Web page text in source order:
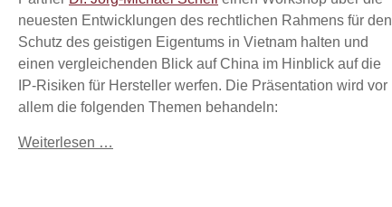
neuesten Entwicklungen des rechtlichen Rahmens für den
Schutz des geistigen Eigentums in Vietnam halten und
einen vergleichenden Blick auf China im Hinblick auf die
IP-Risiken für Hersteller werfen. Die Präsentation wird vor
allem die folgenden Themen behandeln:
Weiterlesen …